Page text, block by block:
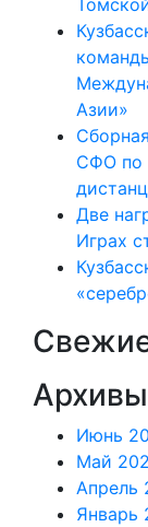
Азии»
СФО по
Две
Играх
Архивы
Июнь
Май
Апрель
Январь